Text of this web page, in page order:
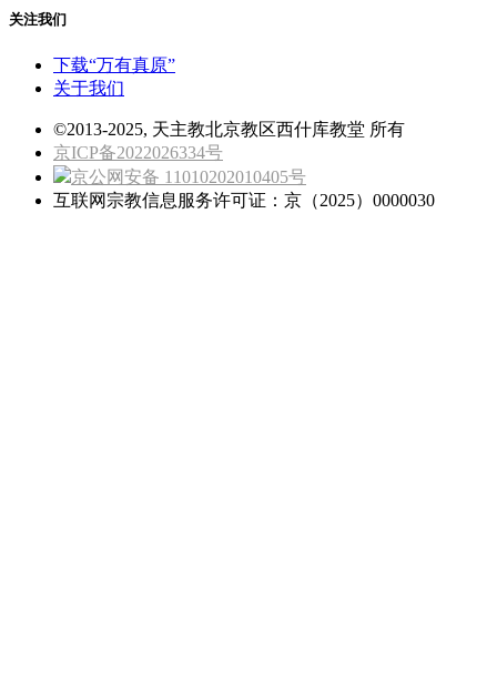
关注我们
下载“万有真原”
关于我们
©2013-2025, 天主教北京教区西什库教堂 所有
京ICP备2022026334号
京公网安备 11010202010405号
互联网宗教信息服务许可证：京（2025）0000030